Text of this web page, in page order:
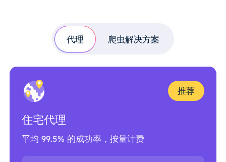
代理 爬虫解决方案
推荐
住宅代理
平均 99.5% 的成功率，按量计费